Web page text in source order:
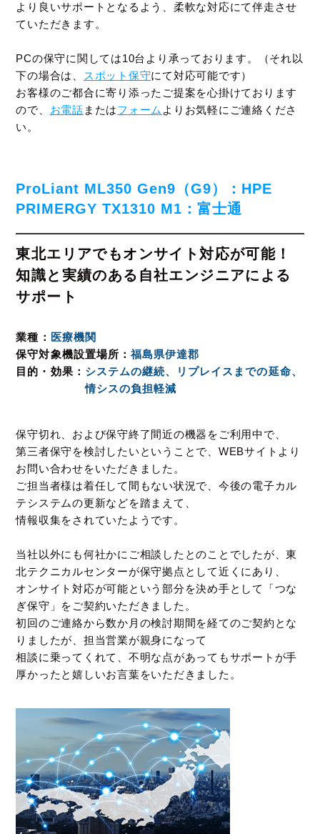
より良いサポートとなるよう、柔軟な対応にて伴走させ
ていただきます。
PCの保守に関しては10台より承っております。（それ以
下の場合は、
スポット保守にて対応可能です）
お客様のご都合に寄り添ったご提案を心掛けております
ので、 お電話 またはフォーム よりお気軽にご連絡くださ
い。
ProLiant ML350 Gen9（G9）：HPE
PRIMERGY TX1310 M1：富士通
東北エリアでもオンサイト対応が可能！
知識と実績のある自社エンジニアによる
サポート
業種
医療機関
保守対象機設置場所
福島県伊達郡
目的・効果
システムの継続、リプレイスまでの延命、
情シスの負担軽減
保守切れ、および保守終了間近の機器をご利用中で、
第三者保守を検討したいということで、WEBサイトより
お問い合わせをいただきました。
ご担当者様は着任して間もない状況で、今後の電子カル
テシステムの更新などを踏まえて、
情報収集をされていたようです。
当社以外にも何社かにご相談したとのことでしたが、東
北テクニカルセンターが保守拠点として近くにあり、
オンサイト対応が可能という部分を決め手として「つな
ぎ保守」をご契約いただきました。
初回のご連絡から数か月の検討期間を経てのご契約とな
りましたが、担当営業が親身になって
相談に乗ってくれて、不明な点があってもサポートが手
厚かったと嬉しいお言葉をいただきました。